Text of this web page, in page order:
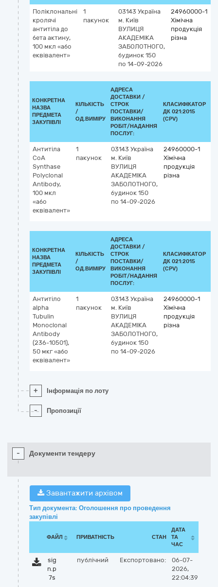
Поліклональні
кролячі
антитіла до
бета актину,
100 мкл «або
еквівалент»
1
пакунок
03143 Україна
м. Київ
ВУЛИЦЯ
АКАДЕМІКА
ЗАБОЛОТНОГО,
будинок 150
по 14-09-2026
24960000-1
Хімічна
продукція
різна
КОНКРЕТНА
НАЗВА
ПРЕДМЕТА
ЗАКУПІВЛІ
КІЛЬКІСТЬ
/
ОД.ВИМІРУ
АДРЕСА
ДОСТАВКИ /
СТРОК
ПОСТАВКИ/
ВИКОНАННЯ
РОБІТ/НАДАННЯ
ПОСЛУГ:
КЛАСИФІКАТОР
ДК 021:2015
(CPV)
Антитіла
CoA
Synthase
Polyclonal
Antibody,
100 мкл
«або
еквівалент»
1
пакунок
03143 Україна
м. Київ
ВУЛИЦЯ
АКАДЕМІКА
ЗАБОЛОТНОГО,
будинок 150
по 14-09-2026
24960000-1
Хімічна
продукція
різна
КОНКРЕТНА
НАЗВА
ПРЕДМЕТА
ЗАКУПІВЛІ
КІЛЬКІСТЬ
/
ОД.ВИМІРУ
АДРЕСА
ДОСТАВКИ /
СТРОК
ПОСТАВКИ/
ВИКОНАННЯ
РОБІТ/НАДАННЯ
ПОСЛУГ:
КЛАСИФІКАТОР
ДК 021:2015
(CPV)
Антитіло
alpha
Tubulin
Monoclonal
Antibody
(236-10501),
50 мкг «або
еквівалент»
1
пакунок
03143 Україна
м. Київ
ВУЛИЦЯ
АКАДЕМІКА
ЗАБОЛОТНОГО,
будинок 150
по 14-09-2026
24960000-1
Хімічна
продукція
різна
+ Інформація по лоту
- Пропозиції
- Документи тендеру
Завантажити архівом
Тип документа: Оголошення про проведення
закупівлі
ФАЙЛ ПРИВАТНІСТЬ СТАН
ДАТА
ТА
ЧАС
sig
n.p
7s
публічний Експортовано:
06-07-
2026,
22:04:39